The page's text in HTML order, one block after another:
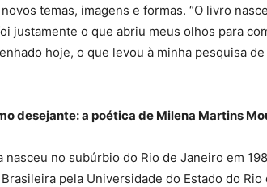
temas, imagens e formas. “O livro
justamente o que abriu meus olhos para
hoje, o que levou à minha pesquisa
desejante: a poética de Milena Martins
nasceu no subúrbio do Rio de Janeiro em
pela Universidade do Estado do